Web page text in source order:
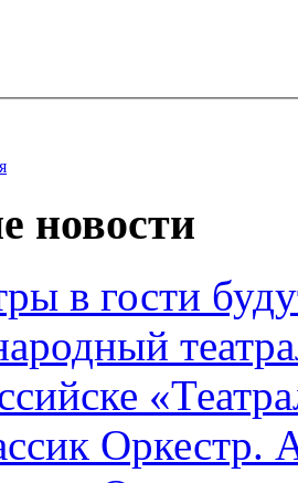
новости
в гости
Оркестр.